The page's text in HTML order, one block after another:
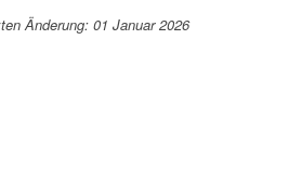
Änderung: 01 Januar 2026